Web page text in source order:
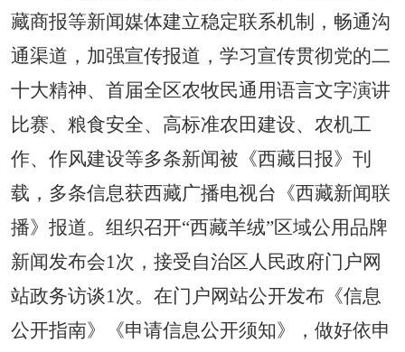
藏商报等新闻媒体建立稳定联系机制，畅通沟
通渠道，加强宣传报道， 学习宣传贯彻党的二
十大精神、 首届全区农牧民通用语言文字演讲
比赛、 粮食安全、 高标准农田建设、 农机工
作、作风建设等多条新闻被《西藏日报》刊
载，多条信息获西藏广播电视台《西藏新闻联
播》报道。组织召开“西藏羊绒”区域公用品牌
新闻发布会1次 ， 接受自治区人民政府门户网
站政务访谈1次。 在门户网站公开发布 《信息
公开指南》
《申请信息公开须知》，做好依申